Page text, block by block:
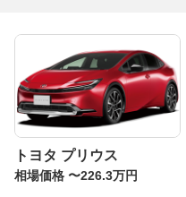
トヨタ プリウス
相場価格 〜226.3万円